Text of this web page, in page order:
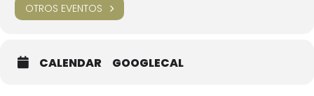
OTROS EVENTOS
CALENDAR GOOGLECAL